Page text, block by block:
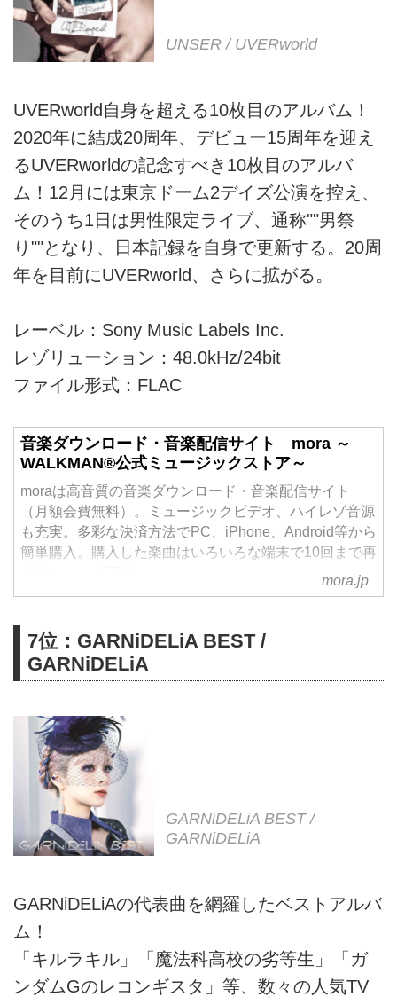
UNSER / UVERworld
UVERworld自身を超える10枚目のアルバム！
2020年に結成20周年、デビュー15周年を迎え
るUVERworldの記念すべき10枚目のアルバ
ム！12月には東京ドーム2デイズ公演を控え、
そのうち1日は男性限定ライブ、通称""男祭
り""となり、日本記録を自身で更新する。20周
年を目前にUVERworld、さらに拡がる。
レーベル：Sony Music Labels Inc.
レゾリューション：48.0kHz/24bit
ファイル形式：FLAC
音楽ダウンロード・音楽配信サイト mora ～
WALKMAN®公式ミュージックストア～
moraは高音質の音楽ダウンロード・音楽配信サイト
（月額会費無料）。ミュージックビデオ、ハイレゾ音源
も充実。多彩な決済方法でPC、iPhone、Android等から
簡単購入。購入した楽曲はいろいろな端末で10回まで再
mora.jp
7位：GARNiDELiA BEST /
GARNiDELiA
GARNiDELiA BEST /
GARNiDELiA
GARNiDELiAの代表曲を網羅したベストアルバ
ム！
「キルラキル」「魔法科高校の劣等生」「ガ
ンダムGのレコンギスタ」等、数々の人気TV